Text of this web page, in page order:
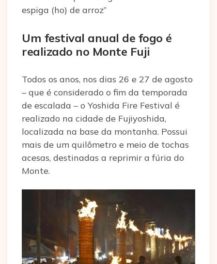
espiga (ho) de arroz”
Um festival anual de fogo é
realizado no Monte Fuji
Todos os anos, nos dias 26 e 27 de agosto
– que é considerado o fim da temporada
de escalada – o Yoshida Fire Festival é
realizado na cidade de Fujiyoshida,
localizada na base da montanha. Possui
mais de um quilômetro e meio de tochas
acesas, destinadas a reprimir a fúria do
Monte.